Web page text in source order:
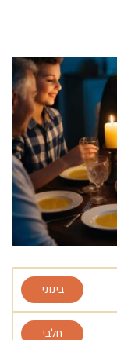
בינוני
חלבי